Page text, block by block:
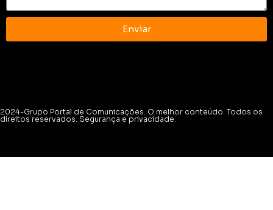
Enviar
2024-Grupo Portal de Comunicações. O melhor conteúdo. Todos os
direitos reservados. Segurança e privacidade.